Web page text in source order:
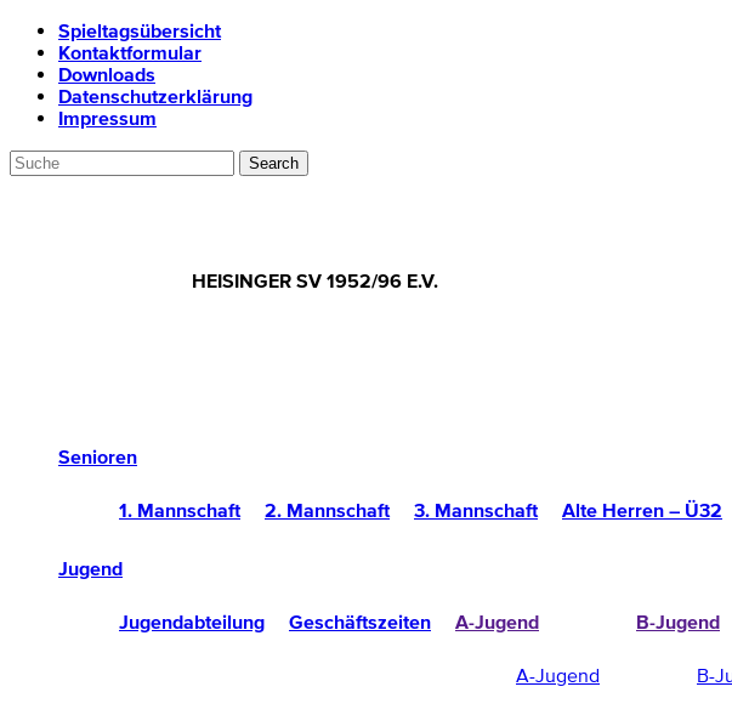
Spieltagsübersicht
Kontaktformular
Downloads
Datenschutzerklärung
Impressum
HEISINGER SV 1952/96 E.V.
Senioren
1. Mannschaft 2. Mannschaft 3. Mannschaft Alte Herren – Ü32
Jugend
Jugendabteilung Geschäftszeiten A-Jugend
A-Jugend
B-Jugend
B-